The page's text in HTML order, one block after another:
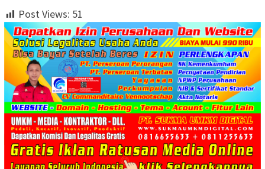
Post Views: 51